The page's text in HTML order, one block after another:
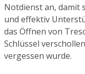
Notdienst an, damit
und effektiv
das Öffnen von
Schlüssel
vergessen wurde.